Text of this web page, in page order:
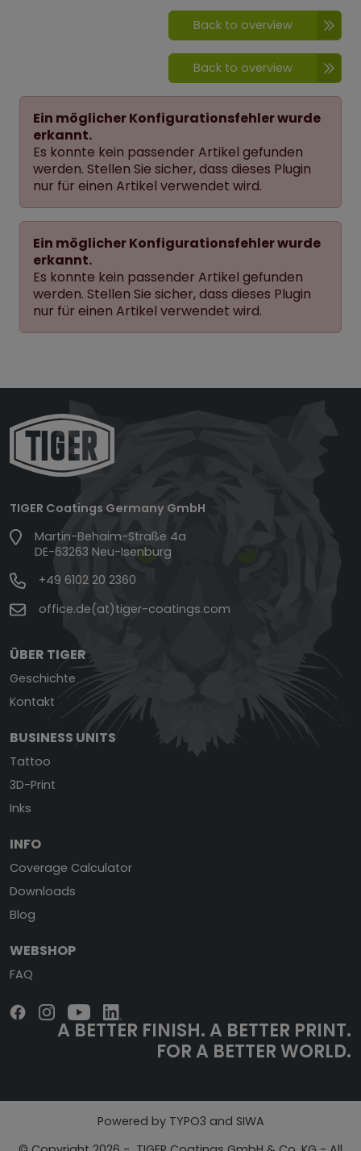
Back to overview
Back to overview
Ein möglicher Konfigurationsfehler wurde
erkannt.
Es konnte kein passender Artikel gefunden
werden. Stellen Sie sicher, dass dieses Plugin
nur für einen Artikel verwendet wird.
Ein möglicher Konfigurationsfehler wurde
erkannt.
Es konnte kein passender Artikel gefunden
werden. Stellen Sie sicher, dass dieses Plugin
nur für einen Artikel verwendet wird.
TIGER Coatings Germany GmbH
Martin-Behaim-Straße 4a
DE-63263 Neu-Isenburg
+49 6102 20 2360
office.de(at)tiger-coatings.com
ÜBER TIGER
Geschichte
Kontakt
BUSINESS UNITS
Tattoo
3D-Print
Inks
INFO
Coverage Calculator
Downloads
Blog
WEBSHOP
FAQ
A BETTER FINISH.A BETTER PRINT.
FOR A BETTER WORLD.
Powered by TYPO3 and SIWA